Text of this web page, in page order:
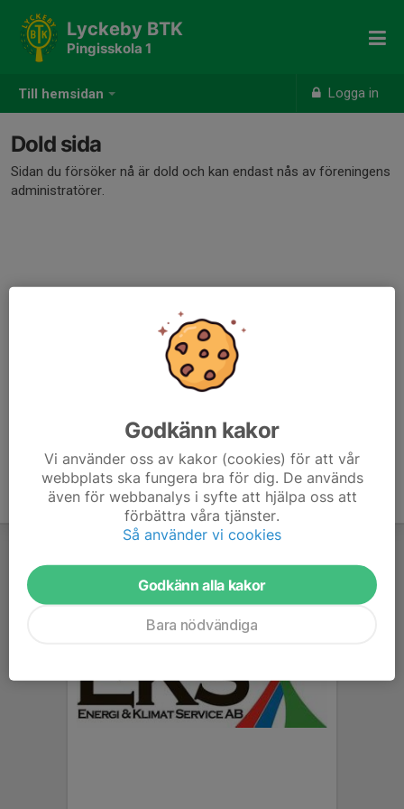
Till hemsidan Logga in
Lyckeby BTK
Pingisskola 1
Dold sida
Sidan du försöker nå är dold och kan endast nås av föreningens
administratörer.
Godkänn kakor
Vi använder oss av kakor (cookies) för att vår
webbplats ska fungera bra för dig. De används
även för webbanalys i syfte att hjälpa oss att
förbättra våra tjänster.
Så använder vi cookies
Godkänn alla kakor
Bara nödvändiga